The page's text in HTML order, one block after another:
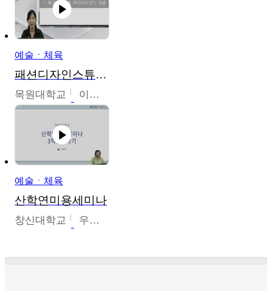
예술ㆍ체육
패션디자인스튜디오
목원대학교 이건희
예술ㆍ체육
산학연미용세미나
창신대학교 우미옥,오윤경,박선이